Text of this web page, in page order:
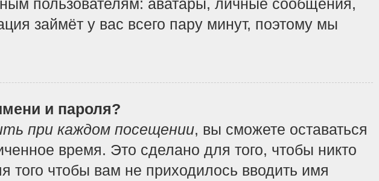
пользователям: аватары, личные сообщения,
займёт у вас всего пару минут, поэтому мы
и пароля?
при каждом посещении, вы сможете оставаться
время. Это сделано для того, чтобы никто
того чтобы вам не приходилось вводить имя